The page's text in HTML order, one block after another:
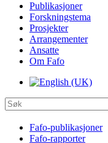
Publikasjoner
Forskningstema
Prosjekter
Arrangementer
Ansatte
Om Fafo
Fafo-publikasjoner
Fafo-rapporter